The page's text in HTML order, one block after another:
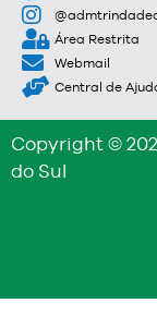
Área Restrita
Webmail
Central de
Copyright ©
do Sul